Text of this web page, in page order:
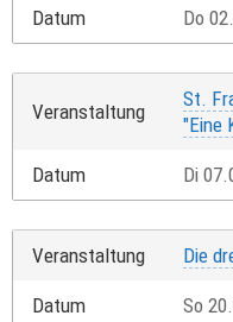
Datum Do
Veranstaltung
St.
"Eine
Datum Di
Veranstaltung Die
Datum So